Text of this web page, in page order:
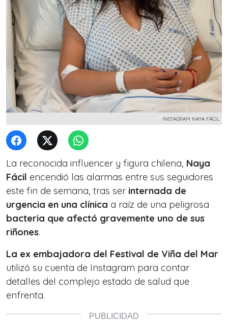
INSTAGRAM NAYA FÁCIL
La reconocida influencer y figura chilena, Naya
Fácil encendió las alarmas entre sus seguidores
este fin de semana, tras ser internada de
urgencia en una clínica a raíz de una peligrosa
bacteria que afectó gravemente uno de sus
riñones.
La ex embajadora del Festival de Viña del Mar
utilizó su cuenta de Instagram para contar
detalles del complejo estado de salud que
enfrenta.